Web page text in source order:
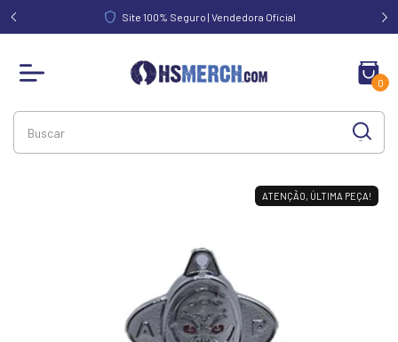
Site 100% Seguro | Vendedora Oficial FRETE GRÁTIS
0
ATENÇÃO, ÚLTIMA PEÇA!